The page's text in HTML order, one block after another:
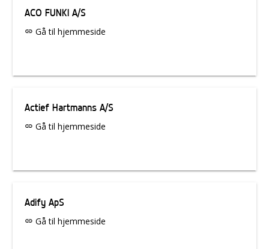
ACO FUNKI A/S
link Gå til hjemmeside
Actief Hartmanns A/S
link Gå til hjemmeside
Adify ApS
link Gå til hjemmeside